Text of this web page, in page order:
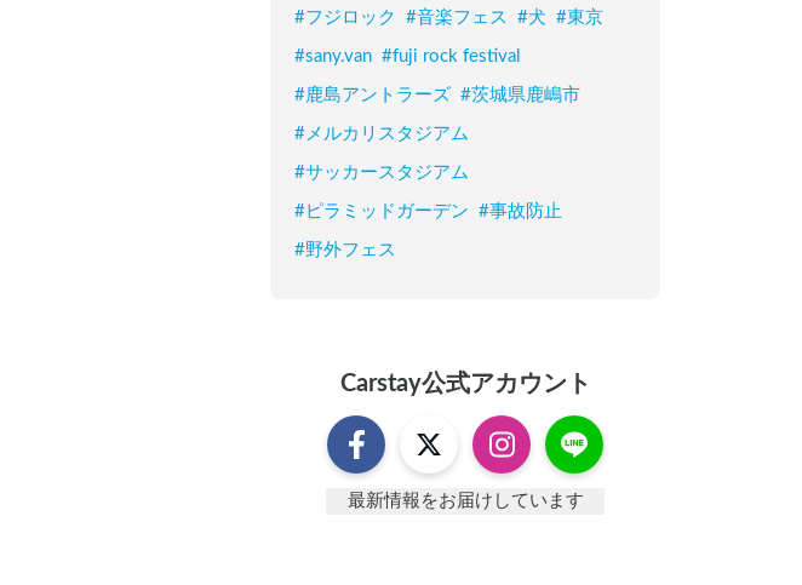
#フジロック #音楽フェス #犬 #東京
#sany.van #fuji rock festival
#鹿島アントラーズ #茨城県鹿嶋市
#メルカリスタジアム
#サッカースタジアム
#ピラミッドガーデン #事故防止
#野外フェス
Carstay公式アカウント
最新情報をお届けしています